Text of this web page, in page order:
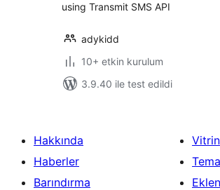
using Transmit SMS API
adykidd
10+ etkin kurulum
3.9.40 ile test edildi
Hakkında
Haberler
Barındırma
Vitrin